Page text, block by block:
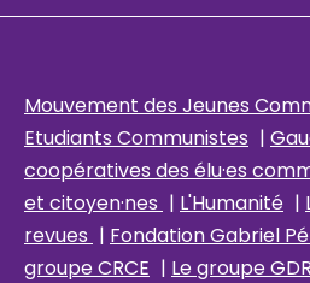
Mouvement des Jeunes
Etudiants Communistes |
coopératives des élu·es
et citoyen·nes | L'Humanité |
revues | Fondation Gabriel
groupe CRCE | Le groupe GDR